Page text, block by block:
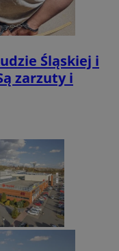
Śląskiej i
zarzuty i